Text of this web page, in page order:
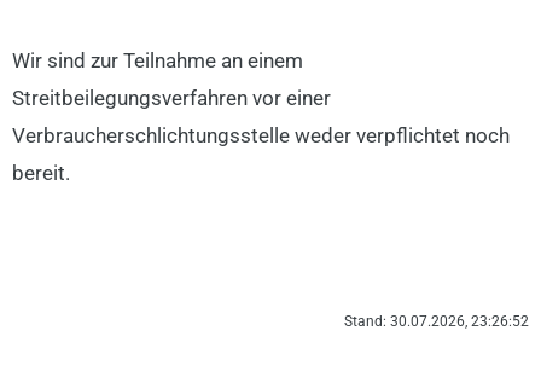
Wir sind zur Teilnahme an einem
Streitbeilegungsverfahren vor einer
Verbraucherschlichtungsstelle weder verpflichtet noch
bereit.
Stand: 30.07.2026, 23:26:52